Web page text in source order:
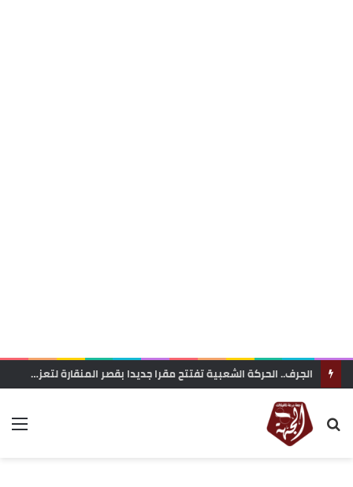
زاكورة: جمعية الفيلم الوثائقي تحتج على إقصاء ملفها من دعم المهرجانات السينمائية